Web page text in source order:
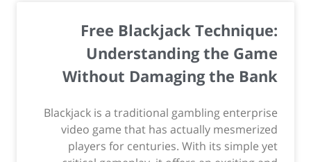
Free Blackjack Technique:
Understanding the Game
Without Damaging the Bank
Blackjack is a traditional gambling enterprise
video game that has actually mesmerized
players for centuries. With its simple yet